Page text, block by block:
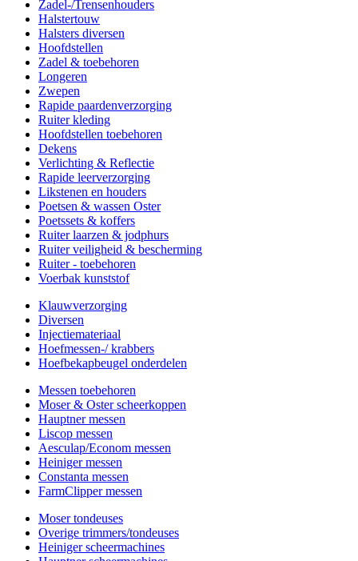
Zadel-/Trensenhouders
Halstertouw
Halsters diversen
Hoofdstellen
Zadel & toebehoren
Longeren
Zwepen
Rapide paardenverzorging
Ruiter kleding
Hoofdstellen toebehoren
Dekens
Verlichting & Reflectie
Rapide leerverzorging
Likstenen en houders
Poetsen & wassen Oster
Poetssets & koffers
Ruiter laarzen & jodphurs
Ruiter veiligheid & bescherming
Ruiter - toebehoren
Voerbak kunststof
Klauwverzorging
Diversen
Injectiemateriaal
Hoefmessen-/ krabbers
Hoefbekapbeugel onderdelen
Messen toebehoren
Moser & Oster scheerkoppen
Hauptner messen
Liscop messen
Aesculap/Econom messen
Heiniger messen
Constanta messen
FarmClipper messen
Moser tondeuses
Overige trimmers/tondeuses
Heiniger scheermachines